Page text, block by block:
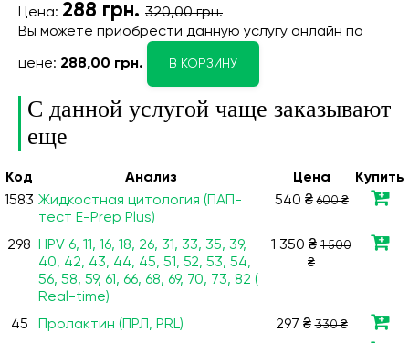
Цена: 288 грн. 320,00 грн.
Вы можете приобрести данную услугу онлайн по
цене: 288,00 грн. В КОРЗИНУ
С данной услугой чаще заказывают
еще
Код Анализ Цена
Купить
1583 Жидкостная цитология (ПАП-
тест E-Prep Plus)
540 ₴600 ₴
298
HPV 6, 11, 16, 18, 26, 31, 33, 35, 39,
40, 42, 43, 44, 45, 51, 52, 53, 54,
56, 58, 59, 61, 66, 68, 69, 70, 73, 82 (
Real-time)
1 350 ₴ 1 500
₴
45 Пролактин (ПРЛ, PRL) 297 ₴330 ₴